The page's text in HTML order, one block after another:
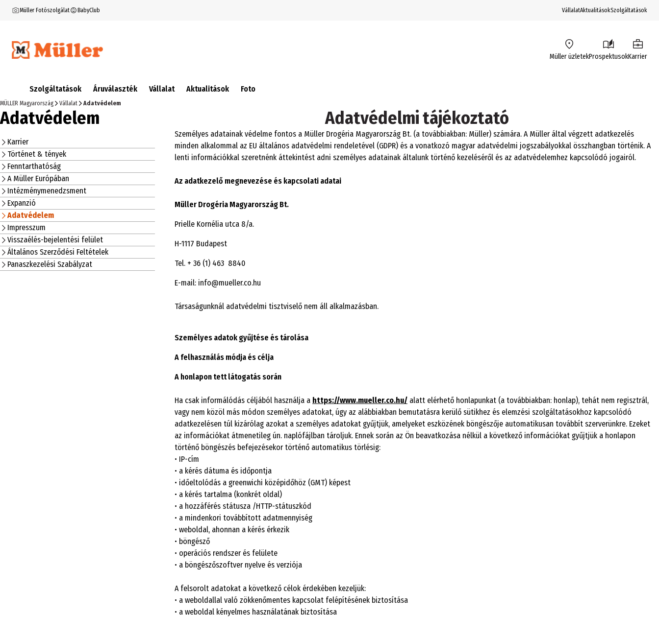
Müller Fotószolgálat BabyClub VállalatAktualitásokSzolgáltatások
Müller üzletekProspektusokKarrier
Szolgáltatások Áruválaszték Vállalat Aktualitások Foto
MÜLLER Magyarország Vállalat Adatvédelem
Adatvédelem
Karrier
Történet & tények
Fenntarthatóság
A Müller Európában
Intézménymenedzsment
Expanzió
Adatvédelem
Impresszum
Visszaélés-bejelentési felület
Általános Szerződési Feltételek
Panaszkezelési Szabályzat
Adatvédelmi tájékoztató
Személyes adatainak védelme fontos a Müller Drogéria Magyarország Bt. (a továbbiakban: Müller) számára. A Müller által végzett adatkezelés
minden alkalommal az EU általános adatvédelmi rendeletével (GDPR) és a vonatkozó magyar adatvédelmi jogszabályokkal összhangban történik. A
lenti információkkal szeretnénk áttekintést adni személyes adatainak általunk történő kezeléséről és az adatvédelemhez kapcsolódó jogairól.
Az adatkezelő megnevezése és kapcsolati adatai
Müller Drogéria Magyarország Bt.
Prielle Kornélia utca 8/a.
H-1117 Budapest
Tel. + 36 (1) 463 8840
E-mail: info@mueller.co.hu
Társaságunknál adatvédelmi tisztviselő nem áll alkalmazásban.
Személyes adatok gyűjtése és tárolása
A felhasználás módja és célja
A honlapon tett látogatás során
Ha csak informálódás céljából használja a https://www.mueller.co.hu/ alatt elérhető honlapunkat (a továbbiakban: honlap), tehát nem regisztrál,
vagy nem közöl más módon személyes adatokat, úgy az alábbiakban bemutatásra kerülő sütikhez és elemzési szolgáltatásokhoz kapcsolódó
adatkezelésen túl kizárólag azokat a személyes adatokat gyűjtjük, amelyeket eszközének böngészője automatikusan továbbít szerverünkre. Ezeket
az információkat átmenetileg ún. naplófájlban tároljuk. Ennek során az Ön beavatkozása nélkül a következő információkat gyűjtjük a honlapon
történő böngészés befejezésekor történő automatikus törlésig:
• IP-cím
• a kérés dátuma és időpontja
• időeltolódás a greenwichi középidőhöz (GMT) képest
• a kérés tartalma (konkrét oldal)
• a hozzáférés státusza /HTTP-státuszkód
• a mindenkori továbbított adatmennyiség
• weboldal, ahonnan a kérés érkezik
• böngésző
• operációs rendszer és felülete
• a böngészőszoftver nyelve és verziója
A felsorolt adatokat a következő célok érdekében kezeljük:
• a weboldallal való zökkenőmentes kapcsolat felépítésének biztosítása
• a weboldal kényelmes használatának biztosítása